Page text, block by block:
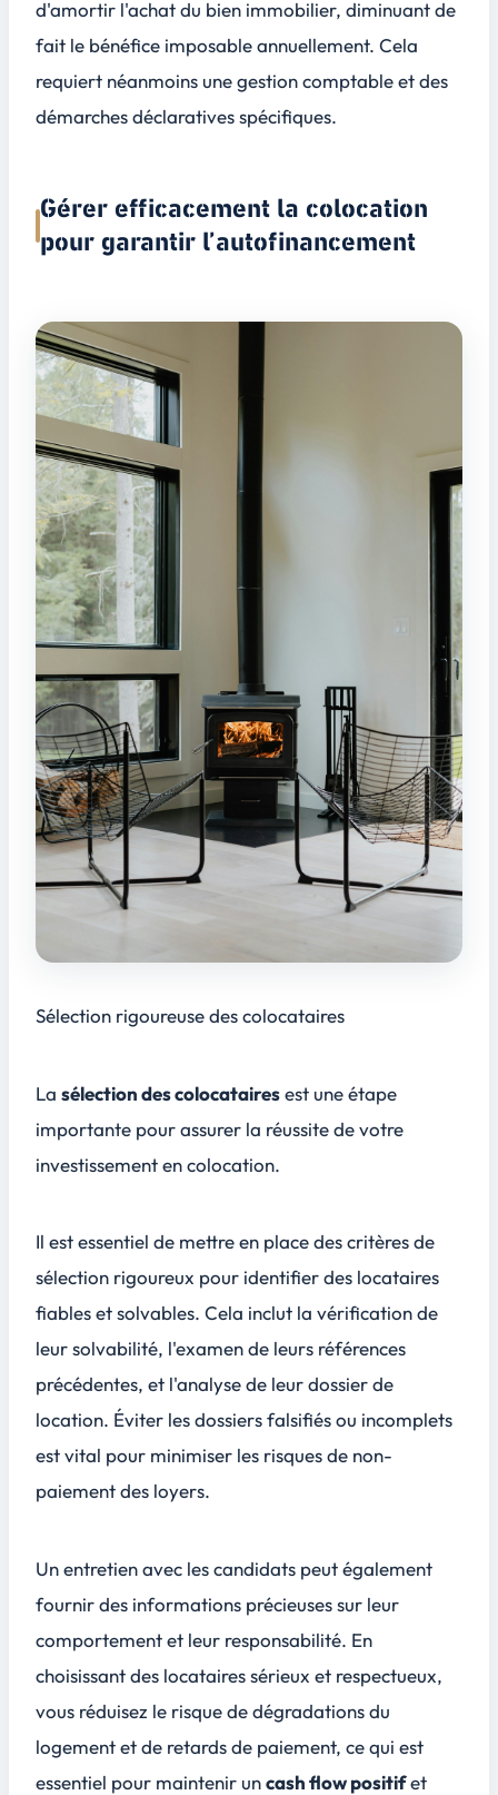
d'amortir l'achat du bien immobilier, diminuant de
fait le bénéfice imposable annuellement. Cela
requiert néanmoins une gestion comptable et des
démarches déclaratives spécifiques.
Gérer efficacement la colocation
pour garantir l’autofinancement
Sélection rigoureuse des colocataires
La sélection des colocatairesest une étape
importante pour assurer la réussite de votre
investissement en colocation.
Il est essentiel de mettre en place descritères de
sélection rigoureux pour identifier des locataires
fiables et solvables. Cela inclut la vérification de
leur solvabilité, l'examen de leurs références
précédentes, et l'analyse de leur dossier de
location. Éviter les dossiers falsifiés ou incomplets
est vital pour minimiser les risques de non-
paiement des loyers.
Un entretien avec les candidats peut également
fournir des informations précieuses sur leur
comportement et leur responsabilité. En
choisissant des locataires sérieux et respectueux,
vous réduisez le risque de dégradations du
logement et de retards de paiement, ce qui est
essentiel pour maintenir uncash flow positifet